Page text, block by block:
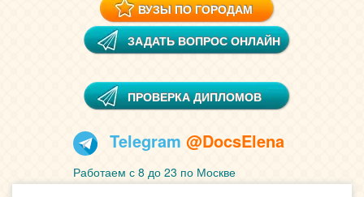
ВУЗЫ ПО ГОРОДАМ
ЗАДАТЬ ВОПРОС ОНЛАЙН
ПРОВЕРКА ДИПЛОМОВ
Telegram @DocsElena
Работаем с 8 до 23 по Москве